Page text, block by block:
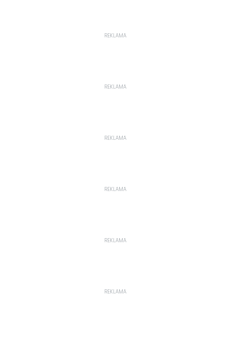
REKLAMA
REKLAMA
REKLAMA
REKLAMA
REKLAMA
REKLAMA